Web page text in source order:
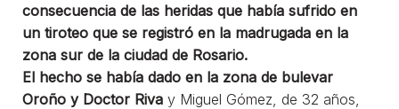
consecuencia de las heridas que había sufrido en
un tiroteo que se registró en la madrugada en la
zona sur de la ciudad de Rosario.
El hecho se había dado en la zona de bulevar
Oroño y Doctor Riva y Miguel Gómez, de 32 años,